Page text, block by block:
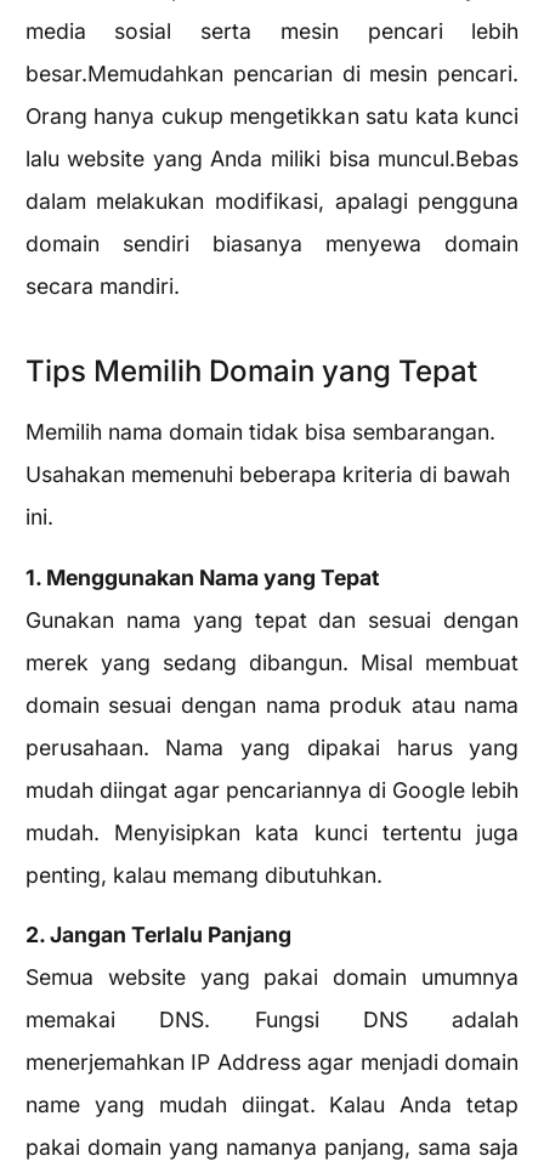
media sosial serta mesin pencari lebih
besar.Memudahkan pencarian di mesin pencari.
Orang hanya cukup mengetikkan satu kata kunci
lalu website yang Anda miliki bisa muncul.Bebas
dalam melakukan modifikasi, apalagi pengguna
domain sendiri biasanya menyewa domain
secara mandiri.
Tips Memilih Domain yang Tepat
Memilih nama domain tidak bisa sembarangan.
Usahakan memenuhi beberapa kriteria di bawah
ini.
1. Menggunakan Nama yang Tepat
Gunakan nama yang tepat dan sesuai dengan
merek yang sedang dibangun. Misal membuat
domain sesuai dengan nama produk atau nama
perusahaan. Nama yang dipakai harus yang
mudah diingat agar pencariannya di Google lebih
mudah. Menyisipkan kata kunci tertentu juga
penting, kalau memang dibutuhkan.
2. Jangan Terlalu Panjang
Semua website yang pakai domain umumnya
memakai DNS. Fungsi DNS adalah
menerjemahkan IP Address agar menjadi domain
name yang mudah diingat. Kalau Anda tetap
pakai domain yang namanya panjang, sama saja